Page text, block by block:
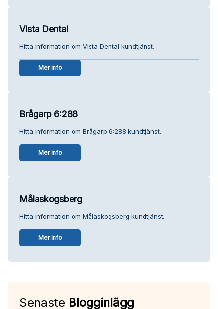
Vista Dental
Hitta information om Vista Dental kundtjänst.
Mer info
Brågarp 6:288
Hitta information om Brågarp 6:288 kundtjänst.
Mer info
Målaskogsberg
Hitta information om Målaskogsberg kundtjänst.
Mer info
Senaste Blogginlägg